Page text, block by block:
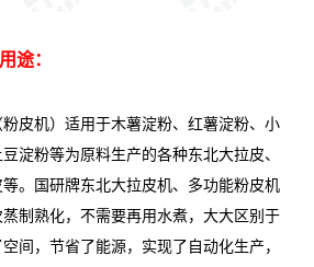
途：
皮机）适用于木薯淀粉、红薯淀粉、小
淀粉等为原料生产的各种东北大拉皮、
。国研牌东北大拉皮机、多功能粉皮机
制熟化，不需要再用水煮，大大区别于
间，节省了能源，实现了自动化生产，